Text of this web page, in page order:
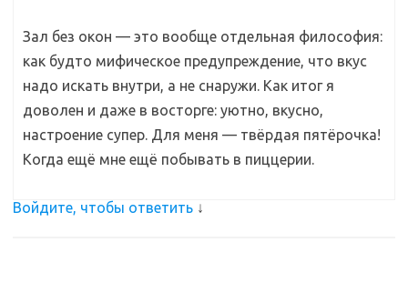
Зал без окон — это вообще отдельная философия:
как будто мифическое предупреждение, что вкус
надо искать внутри, а не снаружи. Как итог я
доволен и даже в восторге: уютно, вкусно,
настроение супер. Для меня — твёрдая пятёрочка!
Когда ещё мне ещё побывать в пиццерии.
Войдите, чтобы ответить ↓